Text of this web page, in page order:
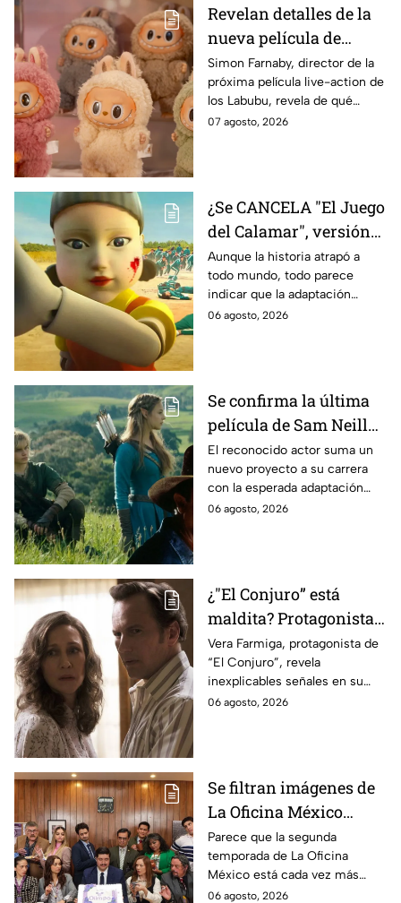
Revelan detalles de la
nueva película de
Labubu: de qué tratará
y cuándo se estrena
Simon Farnaby, director de la
próxima película live-action de
los Labubu, revela de qué
tratará la cinta. Aquí te
07 agosto, 2026
¿Se CANCELA "El Juego
del Calamar", versión
Estados Unidos? Esto
es lo que se sabe al
momento
Aunque la historia atrapó a
todo mundo, todo parece
indicar que la adaptación
podría ser cancelada:
06 agosto, 2026
Se confirma la última
película de Sam Neill
antes de morir: esto es
lo que se sabe hasta
ahora
El reconocido actor suma un
nuevo proyecto a su carrera
con la esperada adaptación
cinematográfica del popular
06 agosto, 2026
¿"El Conjuro” está
maldita? Protagonista
revela INQUIETANTES
señales en su cuerpo
durante la grabación de
la película
Vera Farmiga, protagonista de
“El Conjuro”, revela
inexplicables señales en su
cuerpo durante el rodaje de la
06 agosto, 2026
Se filtran imágenes de
La Oficina México
temporada 2 y un
detalle desata teorías
entre los fans
Parece que la segunda
temporada de La Oficina
México está cada vez más
cerca, pues el elenco ya se
06 agosto, 2026